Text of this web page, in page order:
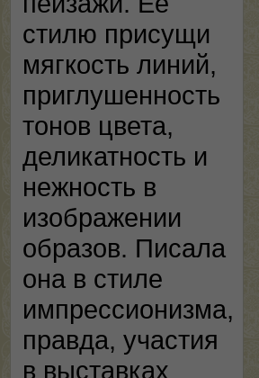
стилю присущи
мягкость линий,
приглушенность
тонов цвета,
деликатность и
нежность в
изображении
образов. Писала
она в стиле
импрессионизма,
правда, участия
в выставках